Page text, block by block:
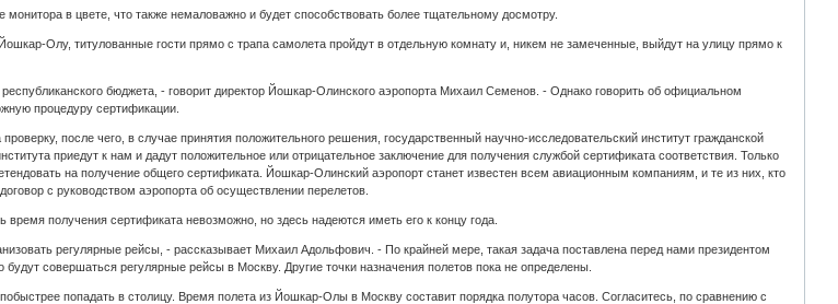
в цвете, что также немаловажно и будет способствовать более тщательному досмотру.
Олу, титулованные гости прямо с трапа самолета пройдут в отдельную комнату и, никем не замеченные, выйдут на улицу прямо к
бюджета, - говорит директор Йошкар-Олинского аэропорта Михаил Семенов. - Однако говорить об официальном
процедуру сертификации.
после чего, в случае принятия положительного решения, государственный научно-исследовательский институт гражданской
приедут к нам и дадут положительное или отрицательное заключение для получения службой сертификата соответствия. Только
на получение общего сертификата. Йошкар-Олинский аэропорт станет известен всем авиационным компаниям, и те из них, кто
с руководством аэропорта об осуществлении перелетов.
получения сертификата невозможно, но здесь надеются иметь его к концу года.
регулярные рейсы, - рассказывает Михаил Адольфович. - По крайней мере, такая задача поставлена перед нами президентом
совершаться регулярные рейсы в Москву. Другие точки назначения полетов пока не определены.
попадать в столицу. Время полета из Йошкар-Олы в Москву составит порядка полутора часов. Согласитесь, по сравнению с